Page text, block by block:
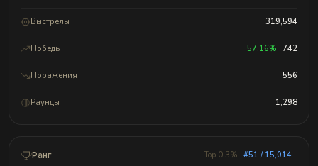
Выстрелы 319,594
Победы 57.16% 742
Поражения 556
Раунды 1,298
Ранг Top 0.3% #51 / 15,014